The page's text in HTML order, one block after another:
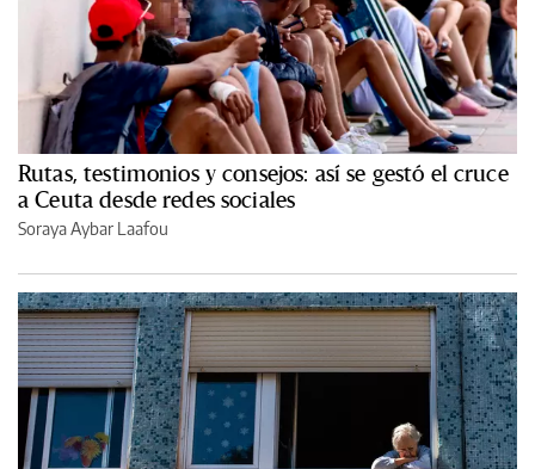
Rutas, testimonios y consejos: así se gestó el cruce
a Ceuta desde redes sociales
Soraya Aybar Laafou